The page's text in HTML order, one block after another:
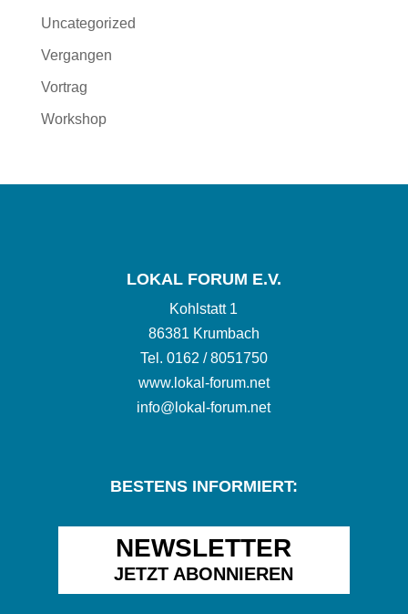
Uncategorized
Vergangen
Vortrag
Workshop
LOKAL FORUM E.V.
Kohlstatt 1
86381 Krumbach
Tel. 0162 / 8051750
www. lokal-forum.net
info@lokal-forum.net
BESTENS INFORMIERT:
NEWSLETTER
JETZT ABONNIEREN